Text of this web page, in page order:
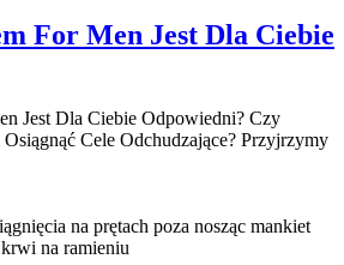
For Men Jest Dla Ciebie
Jest Dla Ciebie Odpowiedni? Czy
Cele Odchudzające? Przyjrzymy